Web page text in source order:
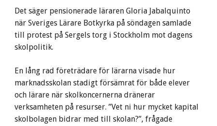
Det säger pensionerade läraren Gloria Jabalquinto
när Sveriges Lärare Botkyrka på söndagen samlade
till protest på Sergels torg i Stockholm mot dagens
skolpolitik.
En lång rad företrädare för lärarna visade hur
marknadsskolan stadigt försämrat för både elever
och lärare när skolkoncernerna dränerar
verksamheten på resurser. ”Vet ni hur mycket kapital
skolbolagen bidrar med till skolan?”, frågade